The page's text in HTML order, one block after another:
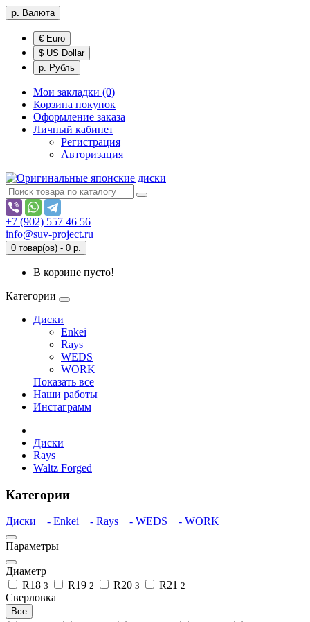
р. Валюта
€ Euro
$ US Dollar
р. Рубль
Мои закладки (0)
Корзина покупок
Оформление заказа
Личный кабинет
Регистрация
Авторизация
+7 (902) 557 46 56
info@suv-project.ru
0 товар(ов) - 0 р.
В корзине пусто!
Категории
Диски
Enkei
Rays
WEDS
WORK
Показать все
Наши работы
Инстаграмм
Диски
Rays
Waltz Forged
Категории
Диски - Enkei - Rays - WEDS - WORK
Параметры
Диаметр
R18 3 R19 2 R20 3 R21 2
Сверловка
Все